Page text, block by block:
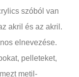
szóból van
akril és az akril.
elnevezése.
pelleteket,
metil-